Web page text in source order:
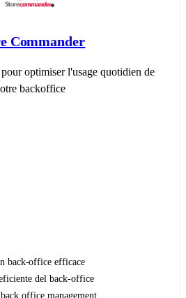
Commander
optimiser l'usage quotidien de
backoffice
back-office efficace
del back-office
office management